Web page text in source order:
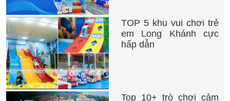
TOP 5 khu vui chơi trẻ
em Long Khánh cực
hấp dẫn
Top 10+ trò chơi cảm